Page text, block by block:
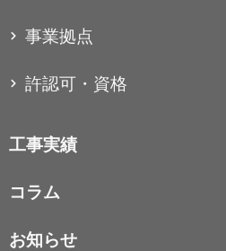
事業拠点
許認可・資格
工事実績
コラム
お知らせ